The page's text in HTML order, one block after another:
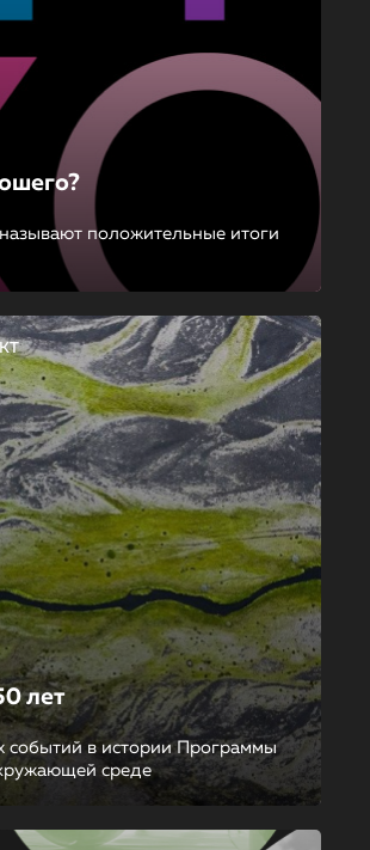
положительные итоги
лет
событий в истории Программы
среде